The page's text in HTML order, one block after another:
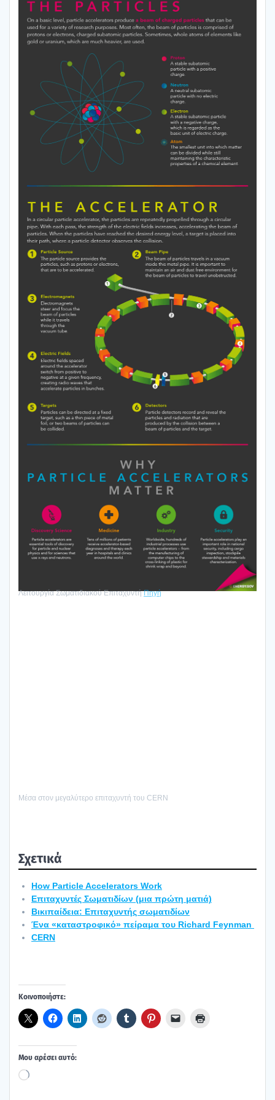
Λει­τουρ­γία Σωμα­τι­δια­κού Επι­τα­χυ­ντήΠηγή
Μέσα στον μεγα­λύ­τε­ρο επι­τα­χυ­ντή του CERN
Σχε­τι­κά
How Particle Accelerators Work
Επι­τα­χυ­ντές Σωμα­τι­δί­ων (μια πρώ­τη ματιά)
Βικι­παί­δεια: Επι­τα­χυ­ντής σωμα­τι­δί­ων
Ένα «κατα­στρο­φι­κό» πεί­ρα­μα του Richard Feynman
CERN
Κοι­νο­ποι­ή­στε:
Μου αρέ­σει αυτό:
Loading…